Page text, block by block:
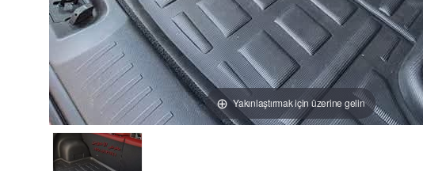
Yakınlaştırmak için üzerine gelin